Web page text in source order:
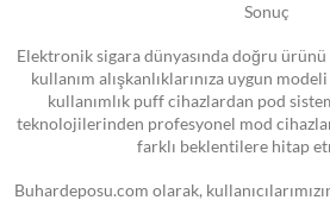
Sonuç
Elektronik sigara dünyasında doğru ürünü
kullanım alışkanlıklarınıza uygun
kullanımlık puff cihazlardan pod
teknolojilerinden profesyonel mod
farklı beklentilere hitap
Buhardeposu.com olarak,